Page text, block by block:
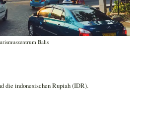
Balis
die indonesischen Rupiah (IDR).